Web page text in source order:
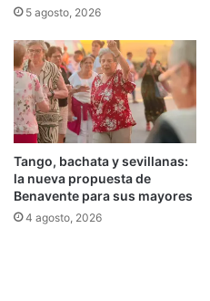
5 agosto, 2026
Tango, bachata y sevillanas:
la nueva propuesta de
Benavente para sus mayores
4 agosto, 2026